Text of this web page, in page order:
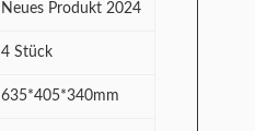
Neues Produkt 2024
4 Stück
635*405*340mm